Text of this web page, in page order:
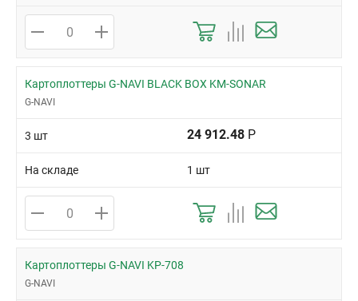
Картоплоттеры G-NAVI BLACK BOX KM-SONAR
G-NAVI
3 шт 24 912.48 Р
На складе 1 шт
Картоплоттеры G-NAVI KP-708
G-NAVI